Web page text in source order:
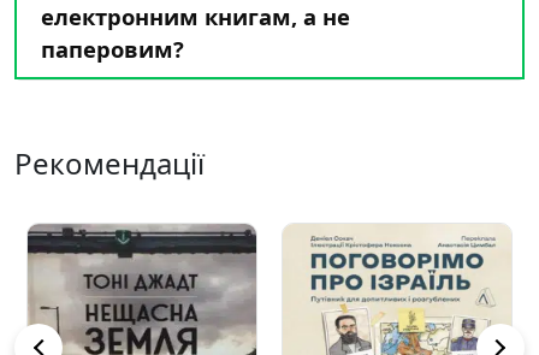
електронним книгам, а не
паперовим?
Рекомендації